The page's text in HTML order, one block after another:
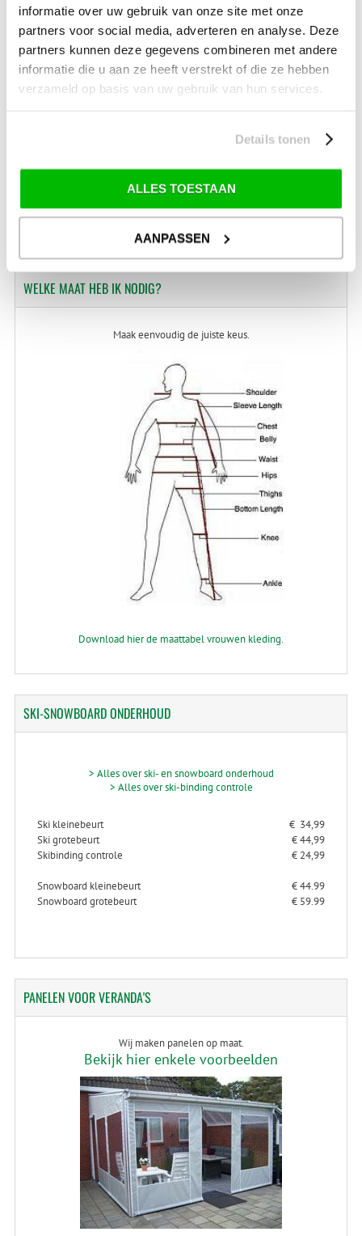
informatie over uw gebruik van onze site met onze
partners voor social media, adverteren en analyse. Deze
partners kunnen deze gegevens combineren met andere
informatie die u aan ze heeft verstrekt of die ze hebben
verzameld op basis van uw gebruik van hun services.
Details tonen
ALLES TOESTAAN
AANPASSEN
afwijkende tarieven en levertermijnen gelden. Deze staan vermeld bij de artikelen.
Kijk hier voor de ruilen-retourneren procedure
Waar is ons bedrijf gevestigd?
Drentse Poort 7
Nieuw Buinen (Stadskanaal)
+31 (0) 599-613946
info@tevelde.nl
Schrijf je in voor onze nieuwsbrief!
WELKE MAAT HEB IK NODIG?
Maak eenvoudig de juiste keus.
Download hier de maattabel vrouwen kleding.
SKI-SNOWBOARDONDERHOUD
> Alles over ski- en snowboard onderhoud
> Alles over ski-binding controle
Ski kleinebeurt
€ 34,99
Ski grotebeurt
€ 44,99
Skibinding controle
€ 24,99
Snowboard kleinebeurt
€ 44.99
Snowboard grotebeurt
€ 59.99
PANELENVOOR VERANDA'S
Wij maken panelen op maat.
Bekijk hier enkele voorbeelden